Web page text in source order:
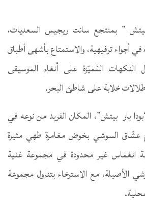
بيتش ” بمنتجع سانت ريجيس السعديات،
في أجواء ترفيهية، والاستمتاع بأشهى أطباق
النكهات المُميّزة على أنغام الموسيقى
خلابة على شاطئ البحر.
بار بيتش”، المكان الفريد من نوعه في
عشّاق السوشي بخوض مغامرة طهي مثيرة
انغماس غير محدودة في مجموعة غنية
الأصيلة، مع الاسترخاء بتناول مجموعة